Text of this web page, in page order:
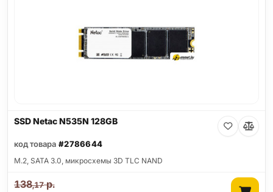
SSD Netac N535N 128GB
код товара #2786644
M.2, SATA 3.0, микросхемы 3D TLC NAND
138,17р.